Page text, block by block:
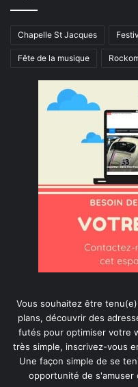
Chapelle St Jacques
Fête de la musique
Vous souhaitez être
plans, découvrir des
futés pour optimiser votre
très simple, inscrivez-vous
Une façon simple de se
opportunité de s'amuser